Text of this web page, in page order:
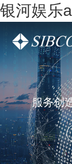
银河娱乐
服务创